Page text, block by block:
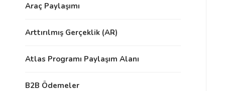
Araç Paylaşımı
Arttırılmış Gerçeklik (AR)
Atlas Programı Paylaşım Alanı
B2B Ödemeler